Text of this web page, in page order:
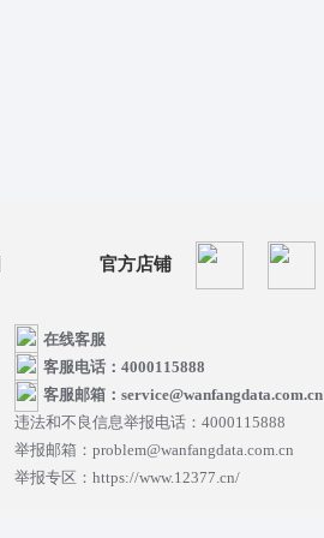
官方店铺
在线客服
客服电话：4000115888
客服邮箱：service@wanfangdata.com.cn
违法和不良信息举报电话：4000115888
举报邮箱：problem@wanfangdata.com.cn
举报专区：https://www.12377.cn/